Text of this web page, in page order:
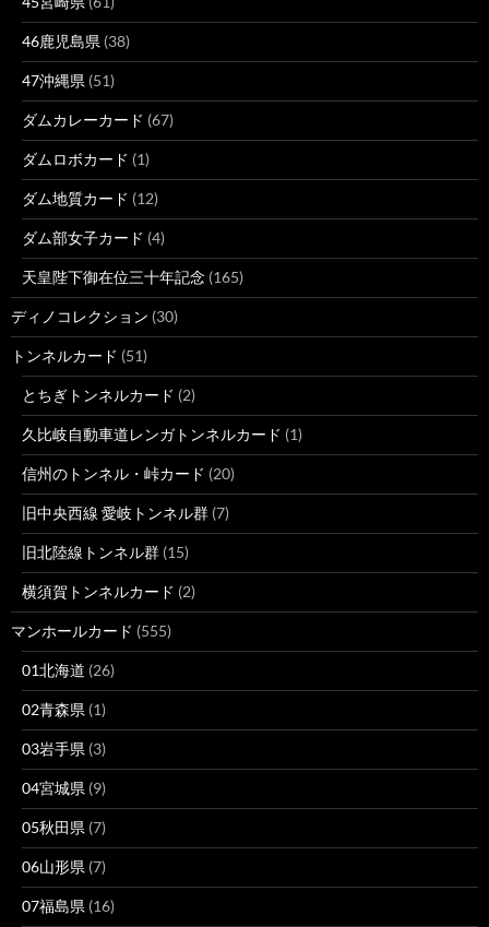
46鹿児島県 (38)
47沖縄県 (51)
ダムカレーカード (67)
ダムロボカード (1)
ダム地質カード (12)
ダム部女子カード (4)
天皇陛下御在位三十年記念 (165)
ディノコレクション (30)
トンネルカード (51)
とちぎトンネルカード (2)
久比岐自動車道レンガトンネルカード (1)
信州のトンネル・峠カード (20)
旧中央西線 愛岐トンネル群 (7)
旧北陸線トンネル群 (15)
横須賀トンネルカード (2)
マンホールカード (555)
01北海道 (26)
02青森県 (1)
03岩手県 (3)
04宮城県 (9)
05秋田県 (7)
06山形県 (7)
07福島県 (16)